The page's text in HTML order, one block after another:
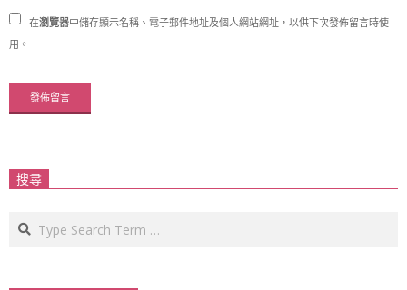
在瀏覽器中儲存顯示名稱、電子郵件地址及個人網站網址，以供下次發佈留言時使
用。
搜尋
Search